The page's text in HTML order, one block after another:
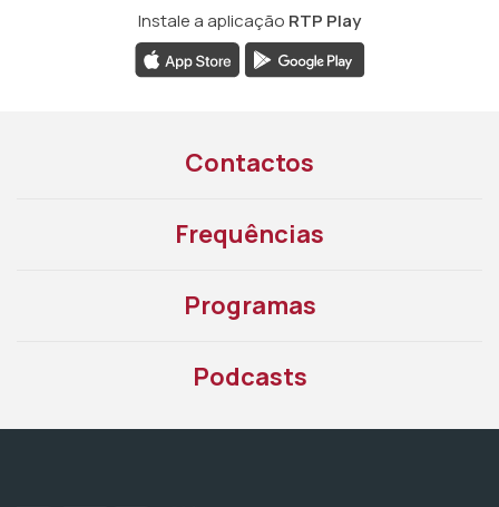
Instale a aplicação RTP Play
Contactos
Frequências
Programas
Podcasts